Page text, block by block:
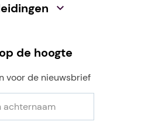
de hoogte
voor de nieuwsbrief